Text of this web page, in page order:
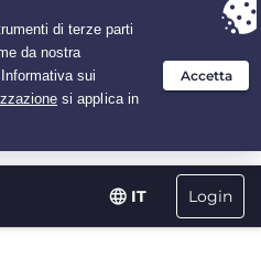
IT Login
2.1666666666667 anni a $